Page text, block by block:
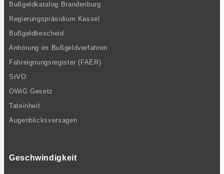
Bußgeldkatalog Brandenburg
Regierungspräsidium Kassel
Bußgeldbescheid
Anhörung im Bußgeldverfahren
Fahreignungsregister (FAER)
StVO
OWiG Gesetz
Tateinheit
Augenblicksversagen
Geschwindigkeit